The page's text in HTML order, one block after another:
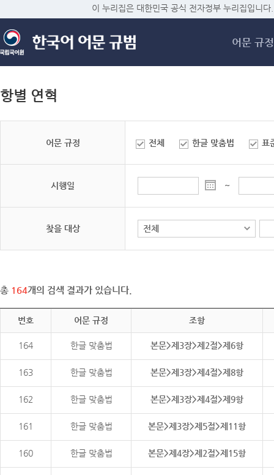
메
이 누리집은 대한민국 공식 전자정부 누리집입니다.
어문 규정
항별 연혁
어문 규정 전체 한글 맞춤법 표
시행일 ~
찾을 대상
총 164개의 검색 결과가 있습니다.
번호 어문 규정 조항
164 한글 맞춤법 본문>제3장>제2절>제6항
163 한글 맞춤법 본문>제3장>제4절>제8항
162 한글 맞춤법 본문>제3장>제4절>제9항
161 한글 맞춤법 본문>제3장>제5절>제11항
160 한글 맞춤법 본문>제4장>제2절>제15항